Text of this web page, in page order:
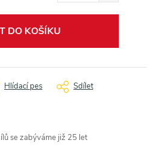
DO KOŠÍKU
Hlídací pes Sdílet
se zabýváme již 25 let